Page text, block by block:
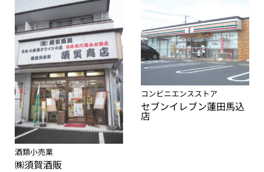
酒類小売業
㈱須賀酒販
コンビニエンスストア
セブンイレブン蓮田馬込
店